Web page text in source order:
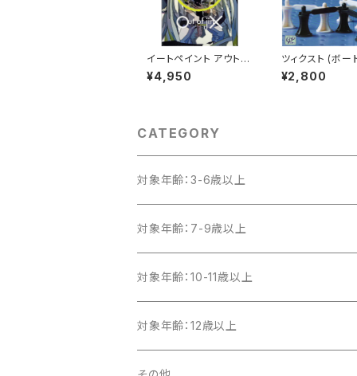
イートペイント アウト
オブ ジンクス EAT / P
AINT Out of jinX (ボ
¥4,950
ツィクスト (ボー
ム カードゲーム
上 45分程度 2-
¥2,800
CATEGORY
対象年齢：3-6歳以上
対象年齢：7-9歳以上
対象年齢：10-11歳以上
対象年齢：12歳以上